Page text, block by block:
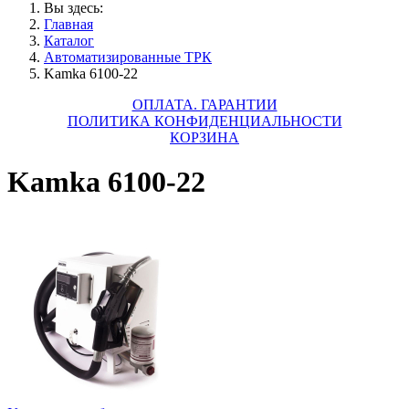
Вы здесь:
Главная
Каталог
Автоматизированные ТРК
Kamka 6100-22
ОПЛАТА. ГАРАНТИИ
ПОЛИТИКА КОНФИДЕНЦИАЛЬНОСТИ
КОРЗИНА
Kamka 6100-22